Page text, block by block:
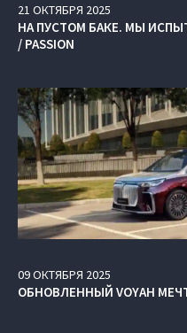
21 ОКТЯБРЯ 2025
НА ПУСТОМ БАКЕ. МЫ
/ PASSION
09ОКТЯБРЯ 2025
ОБНОВЛЕННЫЙ VOYAH